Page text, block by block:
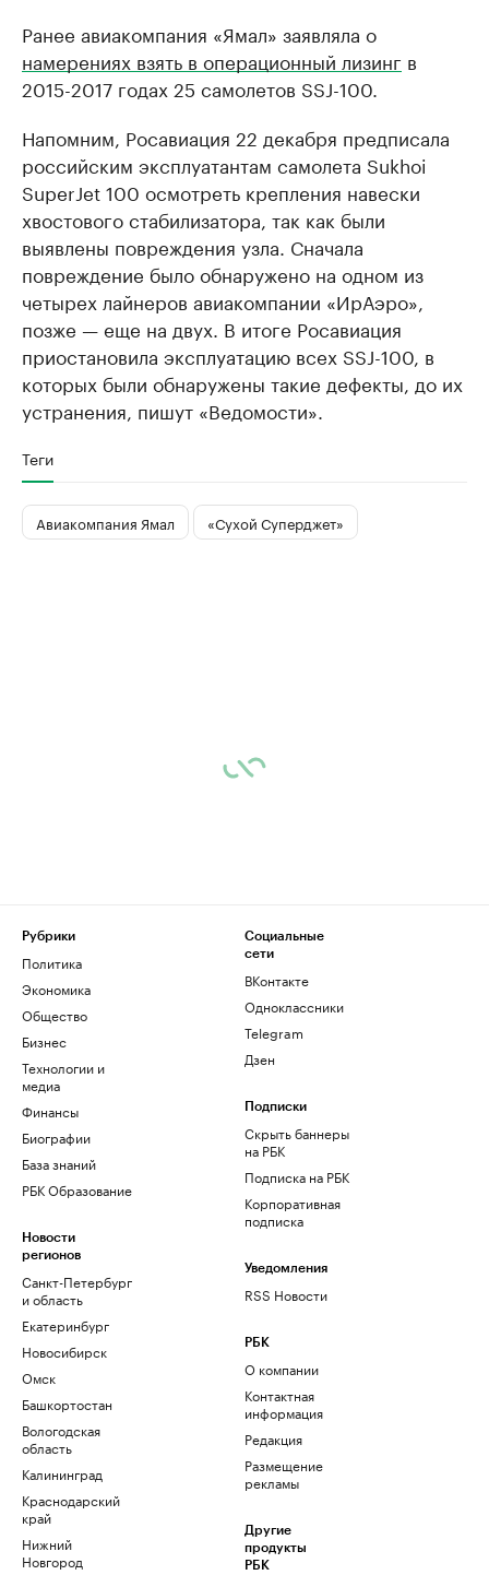
Ранее авиакомпания «Ямал» заявляла о
намерениях взять в операционный лизинг в
2015-2017 годах 25 самолетов SSJ-100.
Напомним, Росавиация 22 декабря предписала
российским эксплуатантам самолета Sukhoi
SuperJet 100 осмотреть крепления навески
хвостового стабилизатора, так как были
выявлены повреждения узла. Сначала
повреждение было обнаружено на одном из
четырех лайнеров авиакомпании «ИрАэро»,
позже — еще на двух. В итоге Росавиация
приостановила эксплуатацию всех SSJ-100, в
которых были обнаружены такие дефекты, до их
устранения, пишут «Ведомости».
Теги
Авиакомпания Ямал «Сухой Суперджет»
Рубрики
Политика
Экономика
Общество
Бизнес
Технологии и
медиа
Финансы
Биографии
База знаний
РБК Образование
Новости
регионов
Санкт-Петербург
и область
Екатеринбург
Новосибирск
Омск
Башкортостан
Вологодская
область
Калининград
Краснодарский
край
Нижний
Новгород
Социальные
сети
ВКонтакте
Одноклассники
Telegram
Дзен
Подписки
Скрыть баннеры
на РБК
Подписка на РБК
Корпоративная
подписка
Уведомления
RSS Новости
РБК
О компании
Контактная
информация
Редакция
Размещение
рекламы
Другие
продукты
РБК